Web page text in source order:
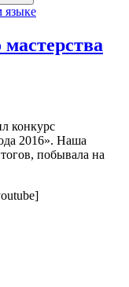
языке
конкурс
2016». Наша
побывала на